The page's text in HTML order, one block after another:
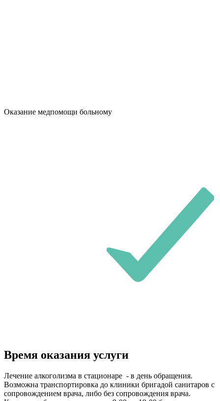
Оказание медпомощи больному
Время оказания услуги
Лечение алкоголизма в стационаре - в день обращения.
Возможна транспортировка до клиники бригадой санитаров с
сопровождением врача, либо без сопровождения врача.